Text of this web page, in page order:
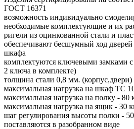
ГОСТ 16371
возможность индивидуально
необходимые комплектующие и их
ригели из оцинкованной стали и
обеспечивают бесшумный ход
шкафа
комплектуются ключевыми замками
2 ключа в комплекте)
толщина стали 0,8 мм. (корпус,двери)
максимальная нагрузка на шкаф ТС
максимальная нагрузка на полку - 80
максимальная нагрузка на ящик - 30
шаг регулирования высоты полки -
поставляются в разобранном виде